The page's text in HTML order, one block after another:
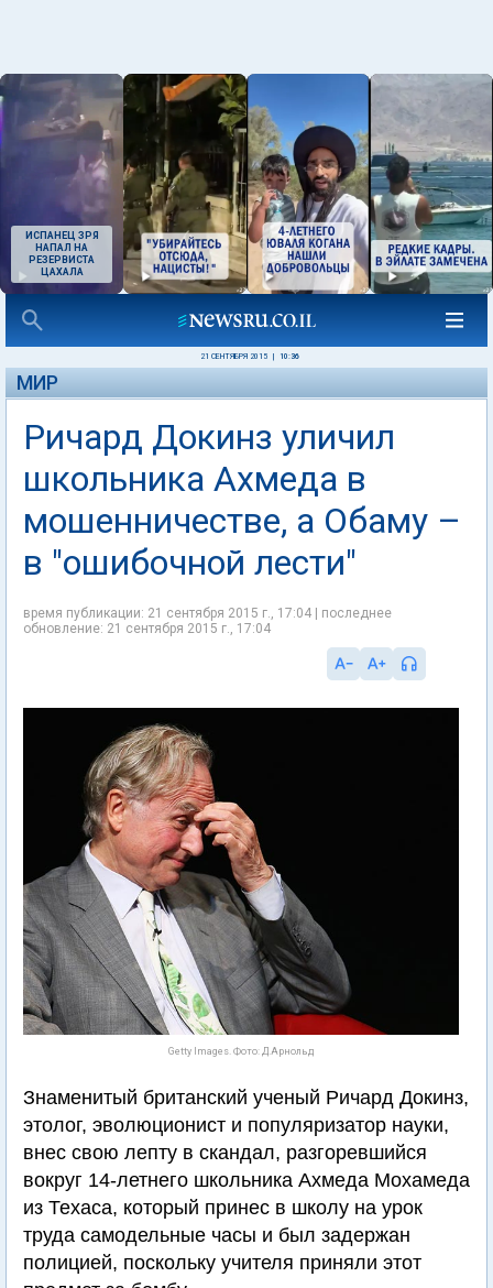
ИСПАНЕЦ ЗРЯ
НАПАЛ НА
РЕЗЕРВИСТА
ЦАХАЛА
21 СЕНТЯБРЯ 2015 10:36
МИР
Ричард Докинз уличил
школьника Ахмеда в
мошенничестве, а Обаму –
в "ошибочной лести"
время публикации: 21 сентября 2015 г., 17:04 | последнее
обновление: 21 сентября 2015 г., 17:04
Getty Images. Фото: Д.Арнольд
Знаменитый британский ученый Ричард Докинз,
этолог, эволюционист и популяризатор науки,
внес свою лепту в скандал, разгоревшийся
вокруг 14-летнего школьника Ахмеда Мохамеда
из Техаса, который принес в школу на урок
труда самодельные часы и был задержан
полицией, поскольку учителя приняли этот